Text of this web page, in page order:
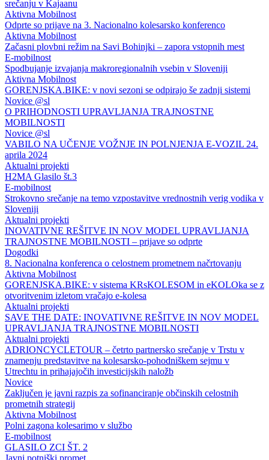
srečanju v Kajaanu
Aktivna Mobilnost
Odprte so prijave na 3. Nacionalno kolesarsko konferenco
Aktivna Mobilnost
Začasni plovbni režim na Savi Bohinjki – zapora vstopnih mest
E-mobilnost
Spodbujanje izvajanja makroregionalnih vsebin v Sloveniji
Aktivna Mobilnost
GORENJSKA.BIKE: v novi sezoni se odpirajo še zadnji sistemi
Novice @sl
O PRIHODNOSTI UPRAVLJANJA TRAJNOSTNE
MOBILNOSTI
Novice @sl
VABILO NA UČENJE VOŽNJE IN POLNJENJA E-VOZIL 24.
aprila 2024
Aktualni projekti
H2MA Glasilo št.3
E-mobilnost
Strokovno srečanje na temo vzpostavitve vrednostnih verig vodika v
Sloveniji
Aktualni projekti
INOVATIVNE REŠITVE IN NOV MODEL UPRAVLJANJA
TRAJNOSTNE MOBILNOSTI – prijave so odprte
Dogodki
8. Nacionalna konferenca o celostnem prometnem načrtovanju
Aktivna Mobilnost
GORENJSKA.BIKE: v sistema KRsKOLESOM in eKOLOka se z
otvoritvenim izletom vračajo e-kolesa
Aktualni projekti
SAVE THE DATE: INOVATIVNE REŠITVE IN NOV MODEL
UPRAVLJANJA TRAJNOSTNE MOBILNOSTI
Aktualni projekti
ADRIONCYCLETOUR – četrto partnersko srečanje v Trstu v
znamenju predstavitve na kolesarsko-pohodniškem sejmu v
Utrechtu in prihajajočih investicijskih naložb
Novice
Zaključen je javni razpis za sofinanciranje občinskih celostnih
prometnih strategij
Aktivna Mobilnost
Polni zagona kolesarimo v službo
E-mobilnost
GLASILO ZCI ŠT. 2
Javni potniški promet